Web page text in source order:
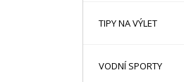
TIPY NA VÝLET
VODNÍ SPORTY